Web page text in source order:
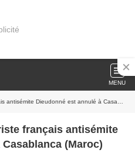
MENU
Dieudonné est annulé à Casablanca (Maroc)
français antisémite
(Maroc)